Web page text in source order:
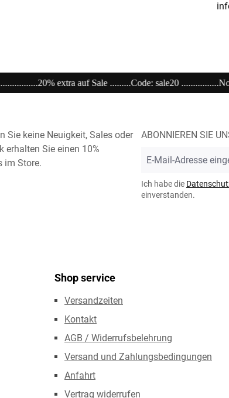
sale20 ................Now Open unser
Sie keine Neuigkeit, Sales oder
erhalten Sie einen 10%
im Store.
ABONNIEREN SIE
Mail-
*
Ich habe die
einverstanden.
Shop service
Versandzeiten
Kontakt
AGB / Widerrufsbelehrung
Versand und Zahlungsbedingungen
Anfahrt
Vertrag widerrufen